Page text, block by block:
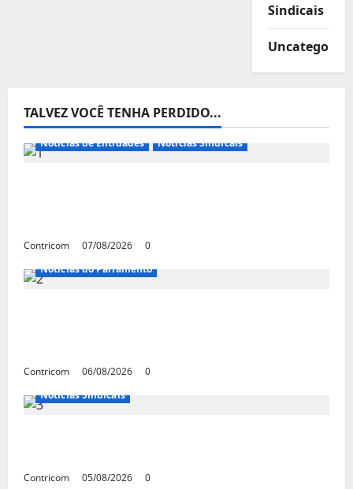
Sindicais
TALVEZ VOCÊ TENHA PERDIDO...
Notícias de Entidades Notícias Sindicais
Contricom 07/08/2026
0
Notícias do Parlamento
Contricom 06/08/2026
0
Notícias Sindicais
Contricom 05/08/2026 0